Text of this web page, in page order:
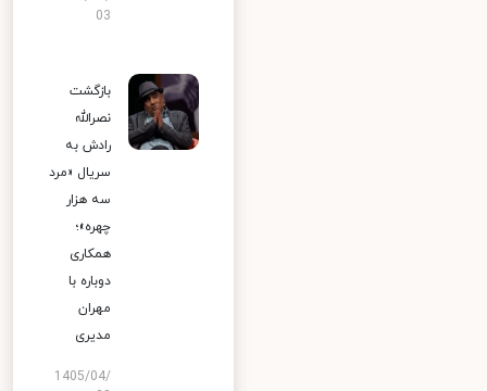
03
بازگشت
نصرالله
رادش به
سریال «مرد
سه هزار
چهره»؛
همکاری
دوباره با
مهران
مدیری
1405/04/